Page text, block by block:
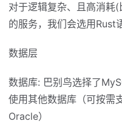
对于逻辑复杂、且高消耗
的服务，我们会选用Rust
数据层
数据库: 巴别鸟选择了
使用其他数据库（可按需
Oracle）